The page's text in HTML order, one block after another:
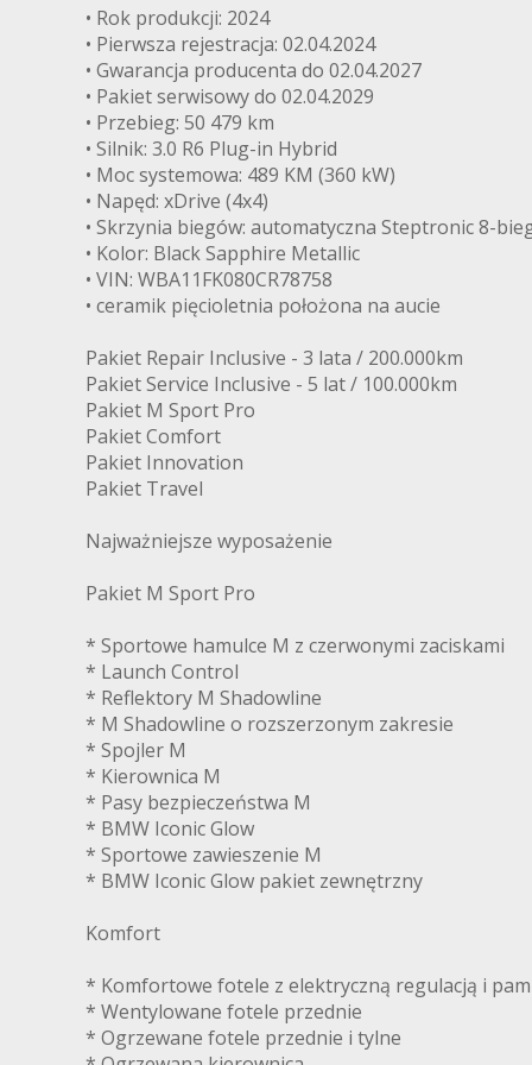
• Rok produkcji: 2024
• Pierwsza rejestracja: 02.04.2024
• Gwarancja producenta do 02.04.2027
• Pakiet serwisowy do 02.04.2029
• Przebieg: 50 479 km
• Silnik: 3.0 R6 Plug-in Hybrid
• Moc systemowa: 489 KM (360 kW)
• Napęd: xDrive (4x4)
• Skrzynia biegów: automatyczna Steptronic 8-
• Kolor: Black Sapphire Metallic
• VIN: WBA11FK080CR78758
• ceramik pięcioletnia położona na aucie
Pakiet Repair Inclusive - 3 lata / 200.000km
Pakiet Service Inclusive - 5 lat / 100.000km
Pakiet M Sport Pro
Pakiet Comfort
Pakiet Innovation
Pakiet Travel
Najważniejsze wyposażenie
Pakiet M Sport Pro
* Sportowe hamulce M z czerwonymi zaciskami
* Launch Control
* Reflektory M Shadowline
* M Shadowline o rozszerzonym zakresie
* Spojler M
* Kierownica M
* Pasy bezpieczeństwa M
* BMW Iconic Glow
* Sportowe zawieszenie M
* BMW Iconic Glow pakiet zewnętrzny
Komfort
* Komfortowe fotele z elektryczną regulacją i
* Wentylowane fotele przednie
* Ogrzewane fotele przednie i tylne